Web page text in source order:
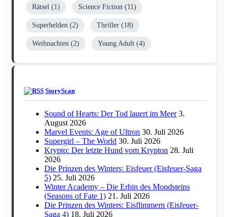
Rätsel (1) Science Fiction (11)
Superhelden (2) Thriller (18)
Weihnachten (2) Young Adult (4)
StoryScan
Sound of Hearts: Der Tod lauert im Meer 3.
August 2026
Marvel Events: Age of Ultron 30. Juli 2026
Supergirl – The World 30. Juli 2026
Krypto: Der letzte Hund vom Krypton 28. Juli
2026
Die Prinzen des Winters: Eisfeuer (Eisfeuer-Saga
5) 25. Juli 2026
Winter Academy – Die Erbin des Mondsteins
(Seasons of Fate 1) 21. Juli 2026
Die Prinzen des Winters: Eisflimmern (Eisfeuer-
Saga 4) 18. Juli 2026